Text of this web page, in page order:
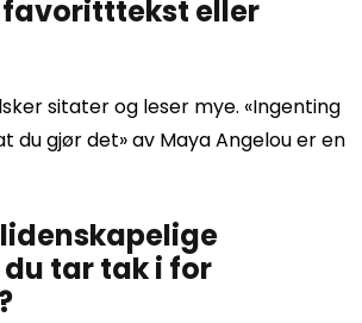
eller
sitater og leser mye. «Ingenting
du gjør det» av Maya Angelou er en
tar tak i for